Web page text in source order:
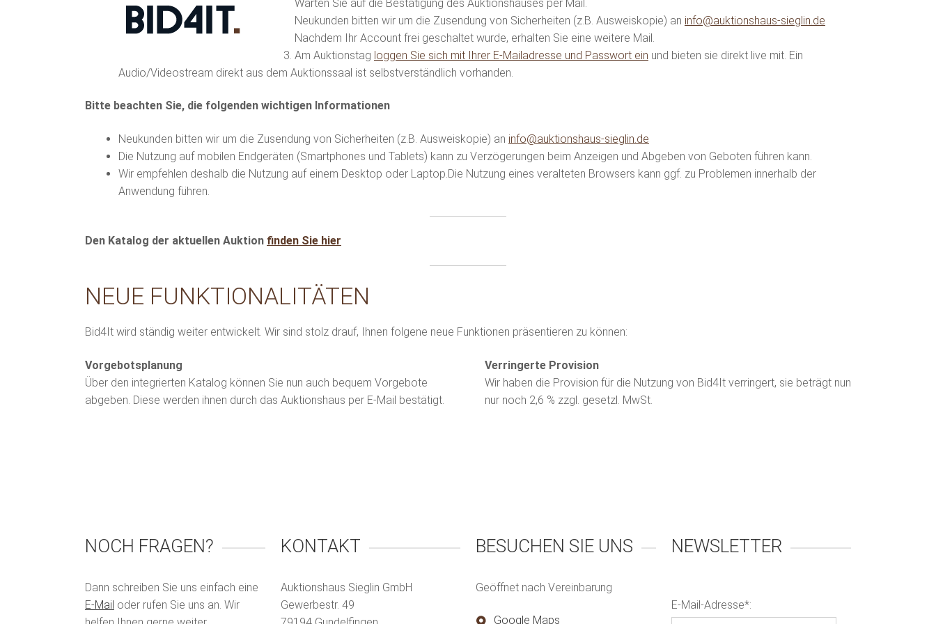
Warten Sie auf die Bestätigung des Auktionshauses per Mail.
Neukunden bitten wir um die Zusendung von Sicherheiten (z.B. Ausweiskopie) an info@auktionshaus-sieglin.de
Nachdem Ihr Account frei geschaltet wurde, erhalten Sie eine weitere Mail.
Am Auktionstag loggen Sie sich mit Ihrer E-Mailadresse und Passwort ein und bieten sie direkt live mit. Ein
Audio/Videostream direkt aus dem Auktionssaal ist selbstverständlich vorhanden.
Bitte beachten Sie, die folgenden wichtigen Informationen
Neukunden bitten wir um die Zusendung von Sicherheiten (z.B. Ausweiskopie) an info@auktionshaus-sieglin.de
Die Nutzung auf mobilen Endgeräten (Smartphones und Tablets) kann zu Verzögerungen beim Anzeigen und Abgeben von Geboten führen kann.
Wir empfehlen deshalb die Nutzung auf einem Desktop oder Laptop.Die Nutzung eines veralteten Browsers kann ggf. zu Problemen innerhalb der
Anwendung führen.
Den Katalog der aktuellen Auktion finden Sie hier
NEUE FUNKTIONALITÄTEN
Bid4It wird ständig weiter entwickelt. Wir sind stolz drauf, Ihnen folgene neue Funktionen präsentieren zu können:
Vorgebotsplanung
Über den integrierten Katalog können Sie nun auch bequem Vorgebote
abgeben. Diese werden ihnen durch das Auktionshaus per E-Mail bestätigt.
Verringerte Provision
Wir haben die Provision für die Nutzung von Bid4It verringert, sie beträgt nun
nur noch 2,6 % zzgl. gesetzl. MwSt.
NOCH FRAGEN?
Dann schreiben Sie uns einfach eine
E-Mail oder rufen Sie uns an. Wir
KONTAKT
Auktionshaus Sieglin GmbH
Gewerbestr. 49
BESUCHEN SIE UNS
Geöffnet nach Vereinbarung
Google Maps
NEWSLETTER
E-Mail-Adresse*: